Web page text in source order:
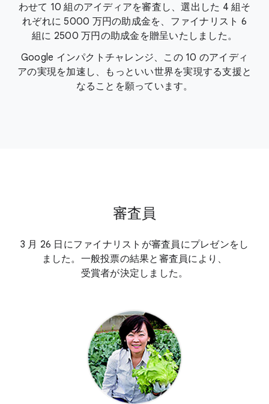
わせて 10 組のアイディアを審査し、選出した 4 組そ
れぞれに 5000 万円の助成金を、ファイナリスト 6
組に 2500 万円の助成金を贈呈いたしました。
Google インパクトチャレンジ、この 10 のアイディ
アの実現を加速し、もっといい世界を実現する支援と
なることを願っています。
審査員
3 月 26 日にファイナリストが審査員にプレゼンをし
ました。一般投票の結果と審査員により、
受賞者が決定しました。